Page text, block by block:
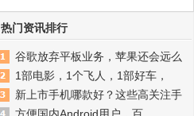
热门资讯排行
谷歌放弃平板业务，苹果还会远么
1部电影，1个飞人，1部好车，
新上市手机哪款好？这些高关注手
方便国内Android用户，百